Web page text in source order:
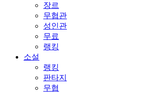
장르
무협관
성인관
무료
랭킹
소설
랭킹
판타지
무협